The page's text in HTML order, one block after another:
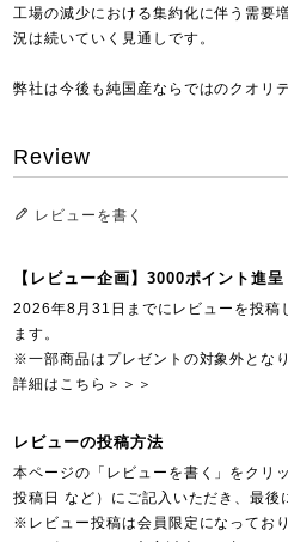
工場の減少における集約化に伴う需要
況は続いていく見通しです。
弊社は今後も純国産ならではのクオリ
Review
レビューを書く
【レビュー企画】3000ポイント進呈
2026年8月31日までにレビューを投稿
ます。
※一部商品はプレゼントの対象外となり
詳細はこちら＞＞＞
レビューの投稿方法
本ページの「レビューを書く」をクリ
投稿日 など）にご記入いただき、最後
※レビュー投稿は会員限定になってお